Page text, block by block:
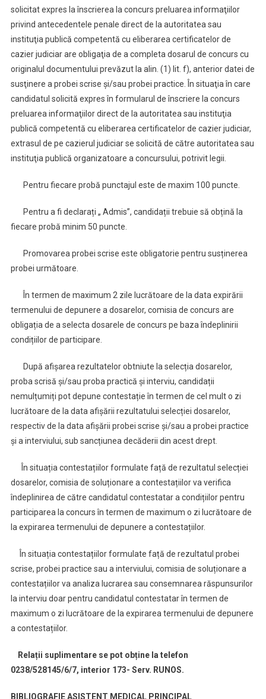
solicitat expres la înscrierea la concurs preluarea informaţiilor
privind antecedentele penale direct de la autoritatea sau
instituţia publică competentă cu eliberarea certificatelor de
cazier judiciar are obligaţia de a completa dosarul de concurs cu
originalul documentului prevăzut la alin. (1) lit. f), anterior datei de
susţinere a probei scrise şi/sau probei practice. În situaţia în care
candidatul solicită expres în formularul de înscriere la concurs
preluarea informaţiilor direct de la autoritatea sau instituţia
publică competentă cu eliberarea certificatelor de cazier judiciar,
extrasul de pe cazierul judiciar se solicită de către autoritatea sau
instituţia publică organizatoare a concursului, potrivit legii.
Pentru fiecare probă punctajul este de maxim 100 puncte.
Pentru a fi declarați „ Admis”, candidații trebuie să obțină la
fiecare probă minim 50 puncte.
Promovarea probei scrise este obligatorie pentru susținerea
probei următoare.
În termen de maximum 2 zile lucrătoare de la data expirării
termenului de depunere a dosarelor, comisia de concurs are
obligația de a selecta dosarele de concurs pe baza îndeplinirii
condițiilor de participare.
După afișarea rezultatelor obtniute la selecția dosarelor,
proba scrisă și/sau proba practică și interviu, candidații
nemulțumiți pot depune contestație în termen de cel mult o zi
lucrătoare de la data afișării rezultatului selecției dosarelor,
respectiv de la data afișării probei scrise și/sau a probei practice
și a interviului, sub sancțiunea decăderii din acest drept.
În situația contestațiilor formulate față de rezultatul selecției
dosarelor, comisia de soluționare a contestațiilor va verifica
îndeplinirea de către candidatul contestatar a condițiilor pentru
participarea la concurs în termen de maximum o zi lucrătoare de
la expirarea termenului de depunere a contestațiilor.
În situația contestațiilor formulate față de rezultatul probei
scrise, probei practice sau a interviului, comisia de soluționare a
contestațiilor va analiza lucrarea sau consemnarea răspunsurilor
la interviu doar pentru candidatul contestatar în termen de
maximum o zi lucrătoare de la expirarea termenului de depunere
a contestațiilor.
Relații suplimentare se pot obține la telefon
0238/528145/6/7, interior 173- Serv. RUNOS.
BIBLIOGRAFIE ASISTENT MEDICAL PRINCIPAL